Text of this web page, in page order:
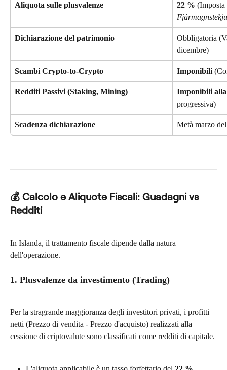
Aliquota sulle plusvalenze 22 %
Dichiarazione del patrimonio
Obbligatoria
dicembre)
Scambi Crypto-to-Crypto Imponibili
Redditi Passivi (Staking, Mining)
Imponibili
progressiva)
Scadenza dichiarazione Metà marzo
💰 Calcolo e Aliquote Fiscali: Guadagni vs
Redditi
In Islanda, il trattamento fiscale dipende dalla natura
dell'operazione.
1. Plusvalenze da investimento (Trading)
Per la stragrande maggioranza degli investitori privati, i profitti
netti (Prezzo di vendita - Prezzo d'acquisto) realizzati alla
cessione di criptovalute sono classificati come redditi di capitale.